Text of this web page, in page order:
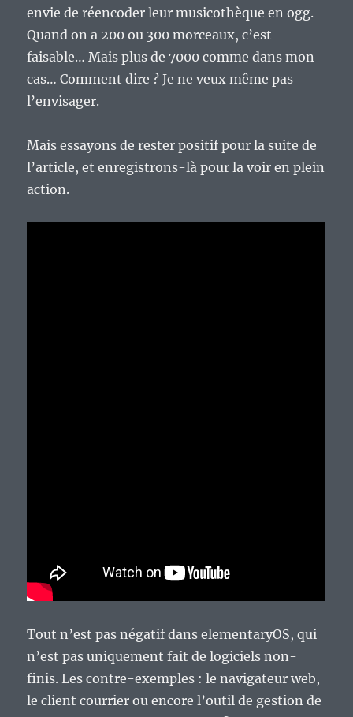
envie de réencoder leur musicothèque en ogg.
Quand on a 200 ou 300 morceaux, c’est
faisable… Mais plus de 7000 comme dans mon
cas… Comment dire ? Je ne veux même pas
l’envisager.
Mais essayons de rester positif pour la suite de
l’article, et enregistrons-là pour la voir en plein
action.
Tout n’est pas négatif dans elementaryOS, qui
n’est pas uniquement fait de logiciels non-
finis. Les contre-exemples : le navigateur web,
le client courrier ou encore l’outil de gestion de